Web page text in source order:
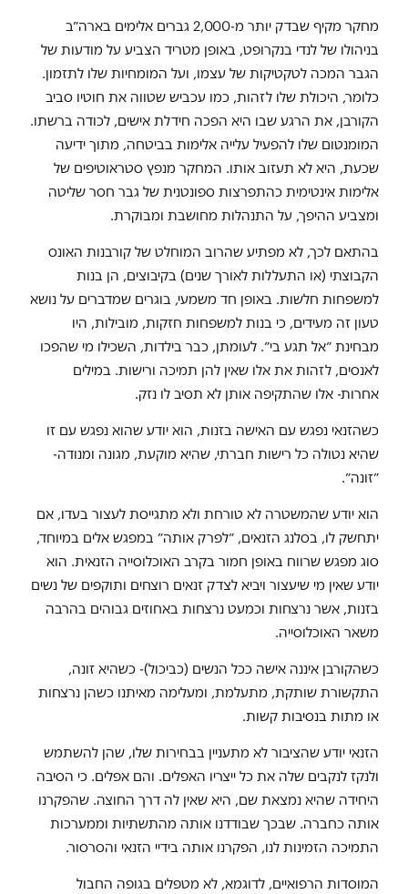
מחקר מקיף שבדק יותר מ-2,000 גברים אלימים בארה״ב
בניהולו של לנדי בנקרופט, באופן מטריד הצביע על מודעות של
הגבר המכה לטקטיקות של עצמו, ועל המומחיות שלו לתזמון.
כלומר, היכולת שלו לזהות, כמו עכביש שטווה את חוטיו סביב
הקורבן, את הרגע שבו היא הפכה חידלת אישים, לכודה ברשתו.
המומנטום שלו להפעיל עלייה אלימות בביטחה, מתוך ידיעה
שכעת, היא לא תעזוב אותו. המחקר מנפץ סטראוטיפים של
אלימות אינטימית כהתפרצות ספונטנית של גבר חסר שליטה
ומצביע ההיפך, על התנהלות מחושבת ומבוקרת.
בהתאם לכך, לא מפתיע שהרוב המוחלט של קורבנות האונס
הקבוצתי (או התעללות לאורך שנים) בקיבוצים, הן בנות
למשפחות חלשות. באופן חד משמעי, בוגרים שמדברים על נושא
טעון זה מעידים, כי בנות למשפחות חזקות, מובילות, היו
מבחינת ״אל תגע בי״. לעומתן, כבר בילדות, השכילו מי שהפכו
לאנסים, לזהות את אלו שאין להן תמיכה ורישות. במילים
אחרות- אלו שהתקיפה אותן לא תסיב לו נזק.
כשהזנאי נפגש עם האישה בזנות, הוא יודע שהוא נפגש עם זו
שהיא נטולה כל רישות חברתי, שהיא מוקעת, מגונה ומנודה-
״זונה״.
הוא יודע שהמשטרה לא טורחת ולא מתגייסת לעצור בעדו, אם
יתחשק לו, בסלנג הזנאים, ״לפרק אותה״ במפגש אלים במיוחד,
סוג מפגש שרווח באופן חמור בקרב האוכלוסייה הזנאית. הוא
יודע שאין מי שיעצור ויביא לצדק זנאים רוצחים ותוקפים של נשים
בזנות, אשר נרצחות וכמעט נרצחות באחוזים גבוהים בהרבה
משאר האוכלוסייה.
כשהקורבן איננה אישה ככל הנשים (כביכול)- כשהיא זונה,
התקשורת שותקת, מתעלמת, ומעלימה מאיתנו כשהן נרצחות
או מתות בנסיבות קשות.
הזנאי יודע שהציבור לא מתעניין בבחירות שלו, שהן להשתמש
ולנקז לנקבים שלה את כל ייצריו האפלים. והם אפלים. כי הסיבה
היחידה שהיא נמצאת שם, היא שאין לה דרך החוצה. שהפקרנו
אותה כחברה. שבכך שבודדנו אותה מהתשתיות וממערכות
התמיכה הזמינות לנו, הפקרנו אותה בידיי הזנאי והסרסור.
המוסדות הרפואיים, לדוגמא, לא מטפלים בגופה החבול